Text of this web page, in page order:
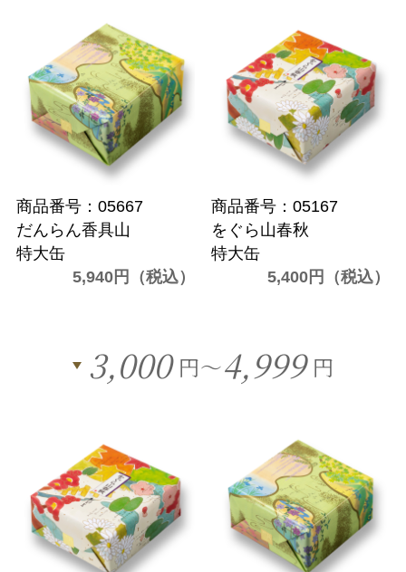
商品番号：05667
だんらん香具山
特大缶
5,940円（税込）
商品番号：05167
をぐら山春秋
特大缶
5,400円（税込）
3,000 円～4,999 円